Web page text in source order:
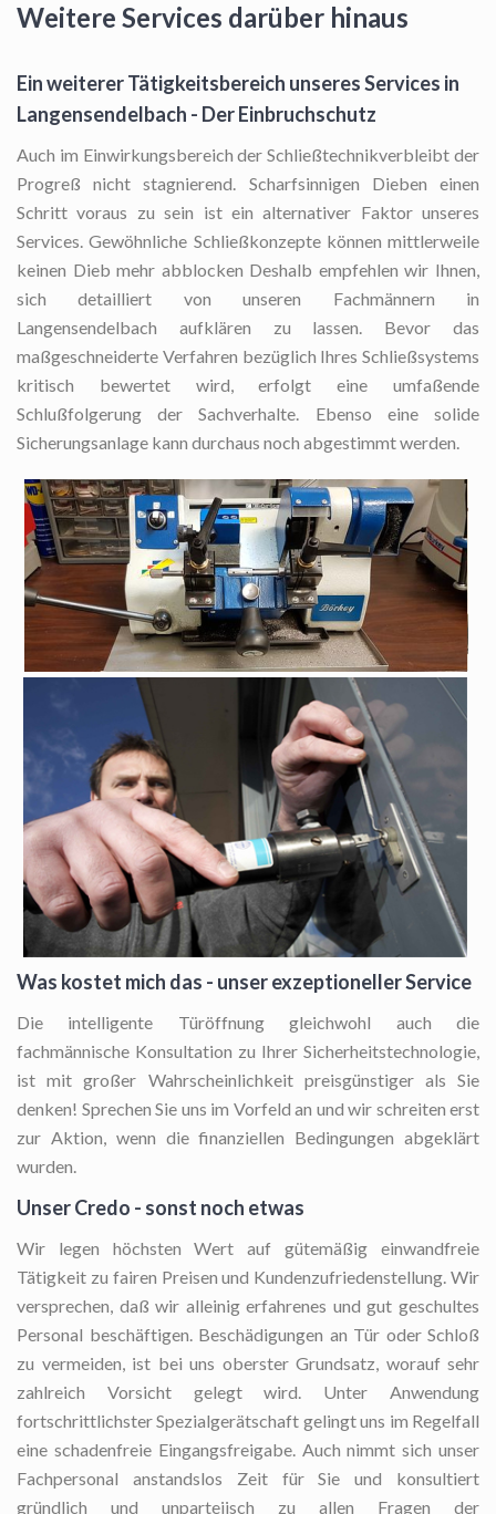
Weitere Services darüber hinaus
Ein weiterer Tätigkeitsbereich unseres Services in
Langensendelbach - Der Einbruchschutz
Auch im Einwirkungsbereich der Schließtechnikverbleibt der
Progreß nicht stagnierend. Scharfsinnigen Dieben einen
Schritt voraus zu sein ist ein alternativer Faktor unseres
Services. Gewöhnliche Schließkonzepte können mittlerweile
keinen Dieb mehr abblocken Deshalb empfehlen wir Ihnen,
sich detailliert von unseren Fachmännern in
Langensendelbach aufklären zu lassen. Bevor das
maßgeschneiderte Verfahren bezüglich Ihres Schließsystems
kritisch bewertet wird, erfolgt eine umfaßende
Schlußfolgerung der Sachverhalte. Ebenso eine solide
Sicherungsanlage kann durchaus noch abgestimmt werden.
Was kostet mich das - unser exzeptioneller Service
Die intelligente Türöffnunggleichwohl auch die
fachmännische Konsultation zu Ihrer Sicherheitstechnologie,
ist mit großer Wahrscheinlichkeit preisgünstiger als Sie
denken! Sprechen Sie uns im Vorfeld an und wir schreiten erst
zur Aktion, wenn die finanziellen Bedingungen abgeklärt
wurden.
Unser Credo - sonst noch etwas
Wir legen höchsten Wert auf gütemäßig einwandfreie
Tätigkeit zu fairen Preisen und Kundenzufriedenstellung. Wir
versprechen, daß wir alleinig erfahrenes und gut geschultes
Personal beschäftigen. Beschädigungen an Tür oder Schloß
zu vermeiden, ist bei uns oberster Grundsatz, worauf sehr
zahlreich Vorsicht gelegt wird. Unter Anwendung
fortschrittlichster Spezialgerätschaft gelingt uns im Regelfall
eine schadenfreie Eingangsfreigabe. Auch nimmt sich unser
Fachpersonal anstandslos Zeit für Sie und konsultiert
gründlich und unparteiisch zu allen Fragen der